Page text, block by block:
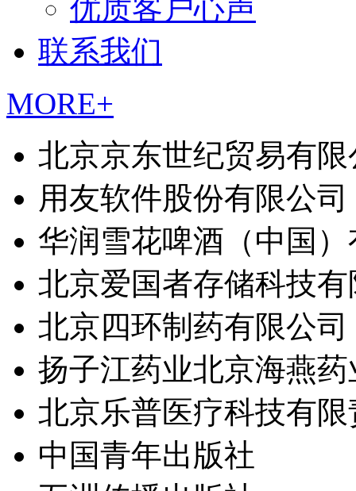
优质客户心声
联系我们
MORE+
北京京东世纪贸易有限
用友软件股份有限公司
华润雪花啤酒（中国
北京爱国者存储科技
北京四环制药有限公司
扬子江药业北京海燕
北京乐普医疗科技有
中国青年出版社